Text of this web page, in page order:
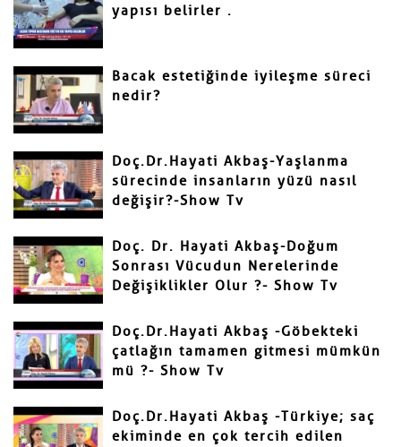
Gönder
yapısı belirler .
Bacak estetiğinde iyileşme süreci
nedir?
Doç.Dr.Hayati Akbaş-Yaşlanma
sürecinde insanların yüzü nasıl
değişir?-Show Tv
Doç. Dr. Hayati Akbaş-Doğum
Sonrası Vücudun Nerelerinde
Değişiklikler Olur ?- Show Tv
Doç.Dr.Hayati Akbaş -Göbekteki
çatlağın tamamen gitmesi mümkün
mü ?- Show Tv
Doç.Dr.Hayati Akbaş -Türkiye; saç
ekiminde en çok tercih edilen